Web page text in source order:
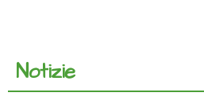
Notizie